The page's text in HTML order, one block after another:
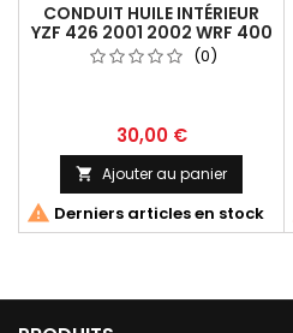
CONDUIT HUILE INTÉRIEUR
YZF 426 2001 2002 WRF 400
2001 2002(0)
30,00 €
 Ajouter au panier
 Derniers articles en stock